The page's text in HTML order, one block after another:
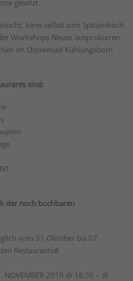
gesetzt.
kann selbst zum Spitzenkoch
Workshops Neues ausprobieren
im Ostseebad Kühlungsborn
sind:
der noch buchbaren
vom 31.Oktober bis 07.
Restaurants#
NOVEMBER 2019 @ 18:30 – @